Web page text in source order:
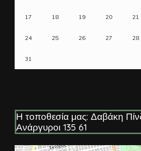
17 18 19 20 21
24 25 26 27 28
31
Η τοποθεσία μας: Δαβάκη
Ανάργυροι 135 61